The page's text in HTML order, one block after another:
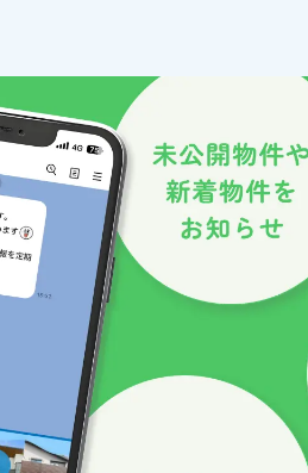
あります。
等の特殊な場合を除き、IPアド
合があります。
れる小さな情報（テキストファ
。